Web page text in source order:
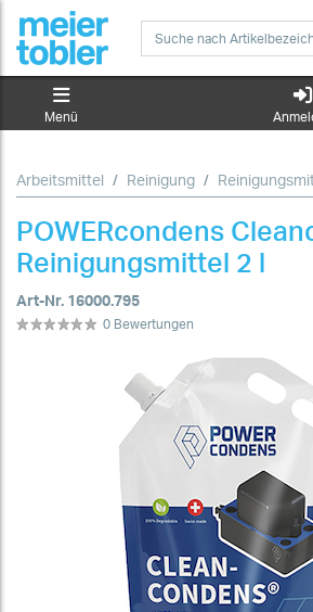
Menü
Arbeitsmittel Reinigung
POWERcondens
Reinigungsmittel 2 l
Art-Nr. 16000.795
0 Bewertungen